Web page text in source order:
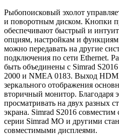
Рыбопоисковый эхолот
и поворотным диском. Кнопки
обеспечивают быстрый и
опциям, настройкам и
можно передавать на другие
подключения по сети Ethernet.
быть объединены с Simrad
2000 и NMEA 0183. Выход
зеркального отображения
вторичный монитор. Благодаря
просматривать на двух разных
экрана. Simrad S2016
серии Simrad МО и другими
совместимыми дисплеями.